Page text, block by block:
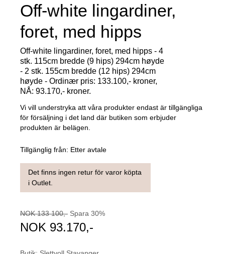
Off-white lingardiner,
foret, med hipps
Off-white lingardiner, foret, med hipps - 4
stk. 115cm bredde (9 hips) 294cm høyde
- 2 stk. 155cm bredde (12 hips) 294cm
høyde - Ordinær pris: 133.100,- kroner,
NÅ: 93.170,- kroner.
Vi vill understryka att våra produkter endast är tillgängliga
för försäljning i det land där butiken som erbjuder
produkten är belägen.
Tillgänglig från: Etter avtale
Det finns ingen retur för varor köpta
i Outlet.
NOK 133 100,- Spara 30%
NOK 93.170,-